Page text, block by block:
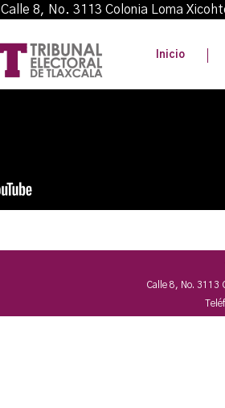
Calle 8, No. 3113 Colonia Loma
Inicio
Calle 8, No. 3113